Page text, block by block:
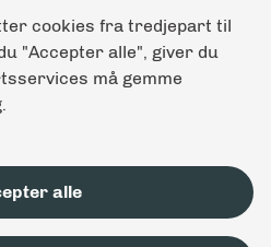
denne side
cookies fra tredjepart til
"Accepter alle", giver du
må gemme
alle